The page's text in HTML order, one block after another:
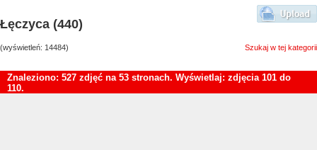
Łęczyca (440)
(wyświetleń: 14484) Szukaj w tej kategorii
Znaleziono: 527 zdjęć na 53 stronach. Wyświetlaj: zdjęcia 101 do
110.